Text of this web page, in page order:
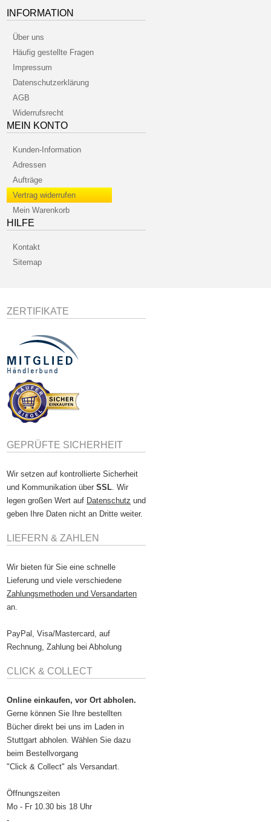
INFORMATION
Über uns
Häufig gestellte Fragen
Impressum
Datenschutzerklärung
AGB
Widerrufsrecht
MEIN KONTO
Kunden-Information
Adressen
Aufträge
Vertrag widerrufen
Mein Warenkorb
HILFE
Kontakt
Sitemap
ZERTIFIKATE
GEPRÜFTE SICHERHEIT
Wir setzen auf kontrollierte Sicherheit
und Kommunikation überSSL . Wir
legen großen Wert auf Datenschutz und
geben Ihre Daten nicht an Dritte weiter.
LIEFERN & ZAHLEN
Wir bieten für Sie eine schnelle
Lieferung und viele verschiedene
Zahlungsmethoden und Versandarten
an.
PayPal, Visa/Mastercard, auf
Rechnung, Zahlung bei Abholung
CLICK & COLLECT
Online einkaufen, vor Ort abholen.
Gerne können Sie Ihre bestellten
Bücher direkt bei uns im Laden in
Stuttgart abholen. Wählen Sie dazu
beim Bestellvorgang
"Click & Collect" als Versandart.
Öffnungszeiten
Mo - Fr 10.30 bis 18 Uhr
-